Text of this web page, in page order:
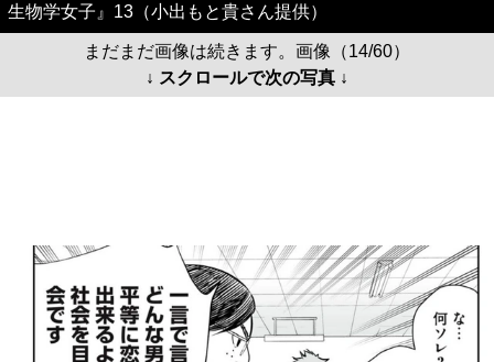
生物学女子』13（小出もと貴さん提供）
まだまだ画像は続きます。画像（14/60）
↓ スクロールで次の写真 ↓